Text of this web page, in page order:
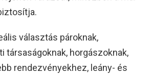
választás pároknak,
társaságoknak, horgászoknak,
rendezvényekhez, leány- és